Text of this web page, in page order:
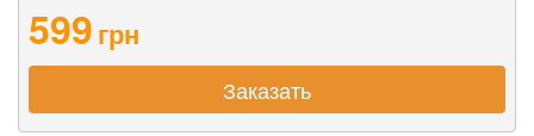
599грн
Заказать